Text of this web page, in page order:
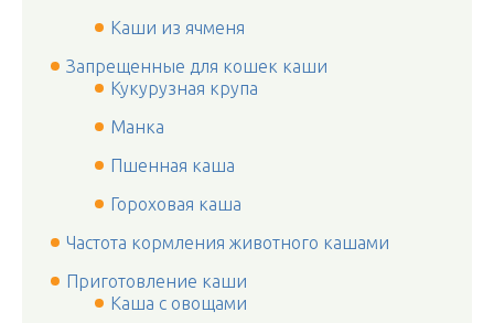
Каши из ячменя
Запрещенные для кошек каши
Кукурузная крупа
Манка
Пшенная каша
Гороховая каша
Частота кормления животного кашами
Приготовление каши
Каша с овощами